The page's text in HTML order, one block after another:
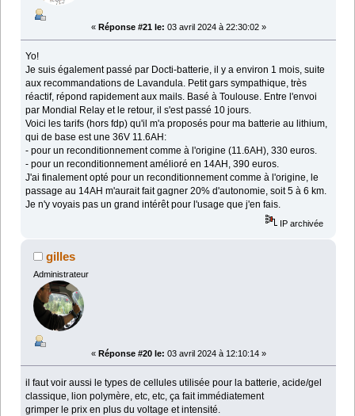
« Réponse #21 le: 03 avril 2024 à 22:30:02 »
Yo!
Je suis également passé par Docti-batterie, il y a environ 1 mois, suite
aux recommandations de Lavandula. Petit gars sympathique, très
réactif, répond rapidement aux mails. Basé à Toulouse. Entre l'envoi
par Mondial Relay et le retour, il s'est passé 10 jours.
Voici les tarifs (hors fdp) qu'il m'a proposés pour ma batterie au lithium,
qui de base est une 36V 11.6AH:
- pour un reconditionnement comme à l'origine (11.6AH), 330 euros.
- pour un reconditionnement amélioré en 14AH, 390 euros.
J'ai finalement opté pour un reconditionnement comme à l'origine, le
passage au 14AH m'aurait fait gagner 20% d'autonomie, soit 5 à 6 km.
Je n'y voyais pas un grand intérêt pour l'usage que j'en fais.
IP archivée
gilles
Administrateur
« Réponse #20 le: 03 avril 2024 à 12:10:14 »
il faut voir aussi le types de cellules utilisée pour la batterie, acide/gel
classique, lion polymère, etc, etc, ça fait immédiatement
grimper le prix en plus du voltage et intensité.